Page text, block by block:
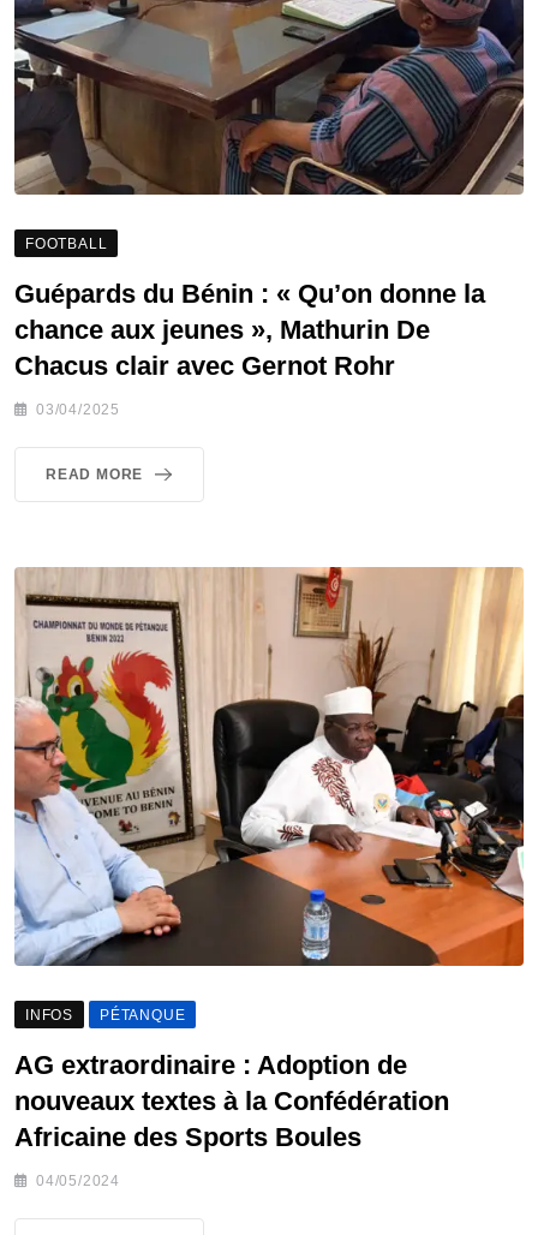
FOOTBALL
Guépards du Bénin : « Qu’on donne la
chance aux jeunes », Mathurin De
Chacus clair avec Gernot Rohr
03/04/2025
READ MORE
INFOS PÉTANQUE
AG extraordinaire : Adoption de
nouveaux textes à la Confédération
Africaine des Sports Boules
04/05/2024